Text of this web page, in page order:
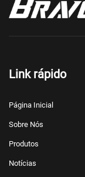
Link rápido
Página Inicial
Sobre Nós
Produtos
Notícias